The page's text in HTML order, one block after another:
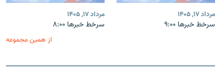
مرداد ۱۷, ۱۴۰۵
سرخط خبرها ۹:۰۰
مرداد ۱۷, ۱۴۰۵
سرخط خبرها ۸:۰۰
از همین مجموعه